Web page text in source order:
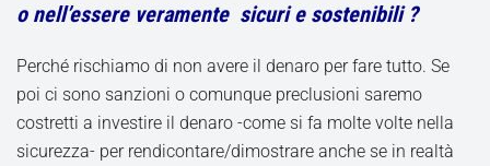
o nell’essere veramente sicuri e sostenibili ?
Perché rischiamo di non avere il denaro per fare tutto. Se
poi ci sono sanzioni o comunque preclusioni saremo
costretti a investire il denaro -come si fa molte volte nella
sicurezza- per rendicontare/dimostrare anche se in realtà